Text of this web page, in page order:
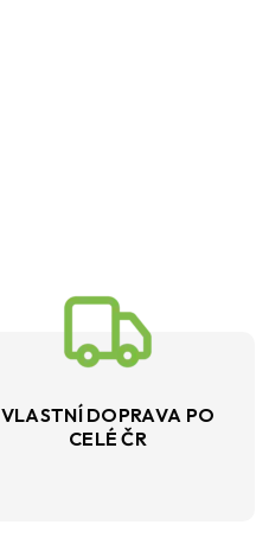
VLASTNÍ DOPRAVA PO
CELÉ ČR